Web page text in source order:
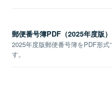
郵便番号簿PDF（2025年度版）
2025年度版郵便番号簿をPDF形式
す。